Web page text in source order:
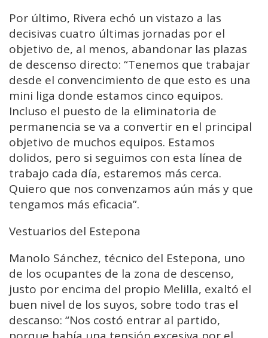
Por último, Rivera echó un vistazo a las
decisivas cuatro últimas jornadas por el
objetivo de, al menos, abandonar las plazas
de descenso directo: “Tenemos que trabajar
desde el convencimiento de que esto es una
mini liga donde estamos cinco equipos.
Incluso el puesto de la eliminatoria de
permanencia se va a convertir en el principal
objetivo de muchos equipos. Estamos
dolidos, pero si seguimos con esta línea de
trabajo cada día, estaremos más cerca.
Quiero que nos convenzamos aún más y que
tengamos más eficacia”.
Vestuarios del Estepona
Manolo Sánchez, técnico del Estepona, uno
de los ocupantes de la zona de descenso,
justo por encima del propio Melilla, exaltó el
buen nivel de los suyos, sobre todo tras el
descanso: “Nos costó entrar al partido,